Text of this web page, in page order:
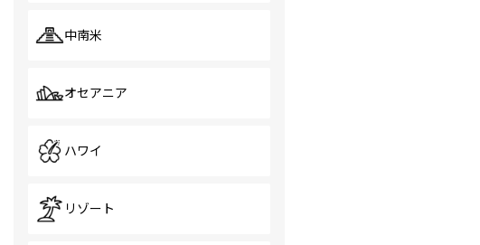
中南米
オセアニア
ハワイ
リゾート